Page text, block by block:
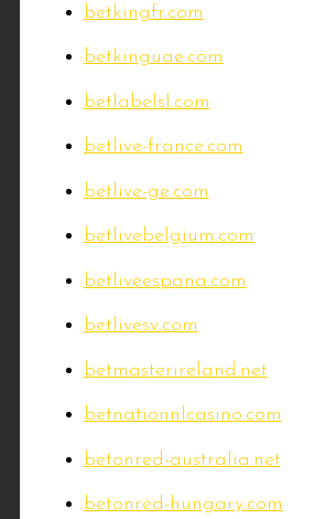
betkingfr.com
betkinguae.com
betlabelsl.com
betlive-france.com
betlive-ge.com
betlivebelgium.com
betliveespana.com
betlivesv.com
betmasterireland.net
betnationnlcasino.com
betonred-australia.net
betonred-hungary.com